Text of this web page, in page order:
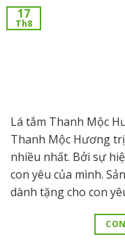
17
Th8
Lá tắm Thanh Mộc
Thanh Mộc Hương
nhiều nhất. Bởi sự
con yêu của mình.
dành tặng cho con